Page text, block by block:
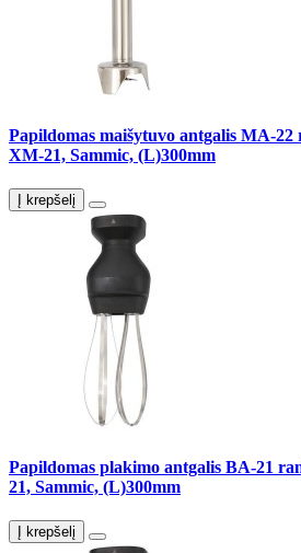
Papildomas maišytuvo antgalis MA-
XM-21, Sammic, (L)300mm
Į krepšelį
Papildomas plakimo antgalis BA-21
21, Sammic, (L)300mm
Į krepšelį